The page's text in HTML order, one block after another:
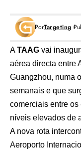
PorTargeting
ATAAG vai
aérea directa entre
Guangzhou, numa
semanais e que
comerciais entre
níveis elevados de
A nova rota
Aeroporto